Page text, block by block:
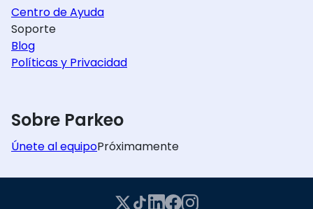
Centro de Ayuda
Soporte
Blog
Políticas y Privacidad
Sobre Parkeo
Únete al equipoPróximamente